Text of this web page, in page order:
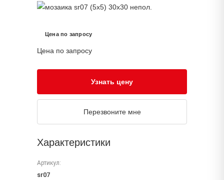
Цена по запросу
Цена по запросу
Узнать цену
Перезвоните мне
Характеристики
Артикул:
sr07